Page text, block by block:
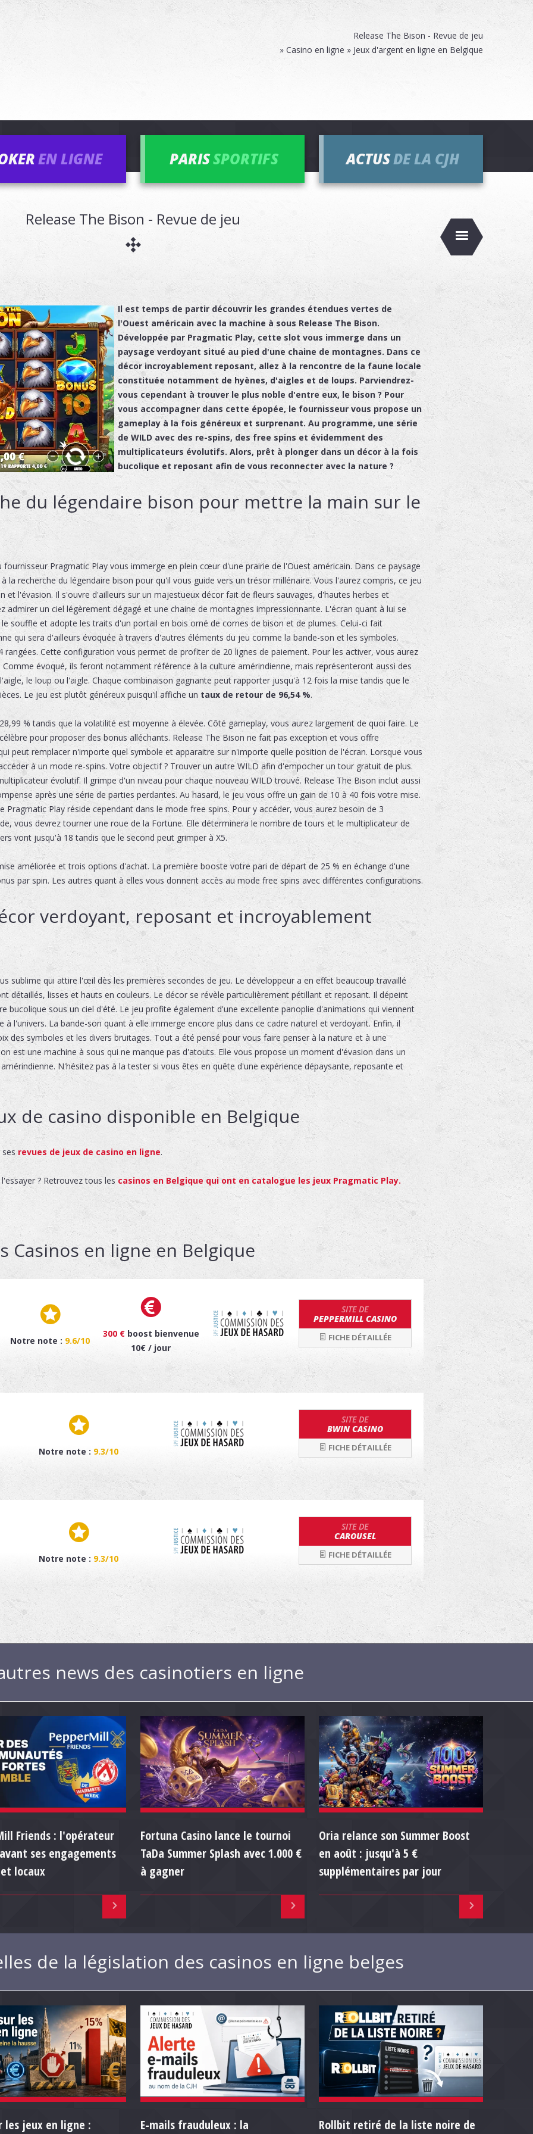
Release The Bison - Revue de jeu
» Casino en ligne » Jeux d'argent en ligne en Belgique
EN LIGNE PARISSPORTIFS ACTUSDE LA CJH
Release The Bison - Revue de jeu
Il est temps de partir découvrir les grandes étendues vertes de
l'Ouest américain avec la machine à sous Release The Bison.
Développée par Pragmatic Play, cette slot vous immerge dans un
paysage verdoyant situé au pied d'une chaine de montagnes. Dans ce
décor incroyablement reposant, allez à la rencontre de la faune locale
constituée notamment de hyènes, d'aigles et de loups. Parviendrez-
vous cependant à trouver le plus noble d'entre eux, le bison ? Pour
vous accompagner dans cette épopée, le fournisseur vous propose un
gameplay à la fois généreux et surprenant. Au programme, une série
de WILD avec des re-spins, des free spins et évidemment des
multiplicateurs évolutifs. Alors, prêt à plonger dans un décor à la fois
bucolique et reposant afin de vous reconnecter avec la nature ?
du légendaire bison pour mettre la main sur le
Pragmatic Play vous immerge en plein cœur d'une prairie de l'Ouest américain. Dans ce paysage
la recherche du légendaire bison pour qu'il vous guide vers un trésor millénaire. Vous l'aurez compris, ce jeu
l'évasion. Il s'ouvre d'ailleurs sur un majestueux décor fait de fleurs sauvages, d'hautes herbes et
admirer un ciel légèrement dégagé et une chaine de montagnes impressionnante. L'écran quant à lui se
souffle et adopte les traits d'un portail en bois orné de cornes de bison et de plumes. Celui-ci fait
qui sera d'ailleurs évoquée à travers d'autres éléments du jeu comme la bande-son et les symboles.
Cette configuration vous permet de profiter de 20 lignes de paiement. Pour les activer, vous aurez
évoqué, ils feront notamment référence à la culture amérindienne, mais représenteront aussi des
le loup ou l'aigle. Chaque combinaison gagnante peut rapporter jusqu'à 12 fois la mise tandis que le
Le jeu est plutôt généreux puisqu'il affiche un taux de retour de 96,54 %.
% tandis que la volatilité est moyenne à élevée. Côté gameplay, vous aurez largement de quoi faire. Le
pour proposer des bonus alléchants. Release The Bison ne fait pas exception et vous offre
peut remplacer n'importe quel symbole et apparaitre sur n'importe quelle position de l'écran. Lorsque vous
à un mode re-spins. Votre objectif ? Trouver un autre WILD afin d'empocher un tour gratuit de plus.
évolutif. Il grimpe d'un niveau pour chaque nouveau WILD trouvé. Release The Bison inclut aussi
après une série de parties perdantes. Au hasard, le jeu vous offre un gain de 10 à 40 fois votre mise.
Play réside cependant dans le mode free spins. Pour y accéder, vous aurez besoin de 3
vous devrez tourner une roue de la Fortune. Elle déterminera le nombre de tours et le multiplicateur de
vont jusqu'à 18 tandis que le second peut grimper à X5.
améliorée et trois options d'achat. La première booste votre pari de départ de 25 % en échange d'une
par spin. Les autres quant à elles vous donnent accès au mode free spins avec différentes configurations.
verdoyant, reposant et incroyablement
sublime qui attire l'œil dès les premières secondes de jeu. Le développeur a en effet beaucoup travaillé
détaillés, lisses et hauts en couleurs. Le décor se révèle particulièrement pétillant et reposant. Il dépeint
bucolique sous un ciel d'été. Le jeu profite également d'une excellente panoplie d'animations qui viennent
l'univers. La bande-son quant à elle immerge encore plus dans ce cadre naturel et verdoyant. Enfin, il
des symboles et les divers bruitages. Tout a été pensé pour vous faire penser à la nature et à une
est une machine à sous qui ne manque pas d'atouts. Elle vous propose un moment d'évasion dans un
N'hésitez pas à la tester si vous êtes en quête d'une expérience dépaysante, reposante et
de casino disponible en Belgique
revues de jeux de casino en ligne.
? Retrouvez tous les casinos en Belgique qui ont en catalogue les jeux Pragmatic Play.
Casinos en ligne en Belgique
Notre note : 9.6/10
300 €boost bienvenue
10€ / jour
SITE DE
PEPPERMILL CASINO
FICHE DÉTAILLÉE
Notre note : 9.3/10
SITE DE
BWIN CASINO
FICHE DÉTAILLÉE
Notre note : 9.3/10
SITE DE
CAROUSEL
FICHE DÉTAILLÉE
news des casinotiers en ligne
Friends : l'opérateur
ses engagements
locaux
Fortuna Casino lance le tournoi
TaDa Summer Splash avec 1.000 €
à gagner
Oria relance son Summer Boost
en août : jusqu'à 5 €
supplémentaires par jour
de la législation des casinos en ligne belges
les jeux en ligne : E-mails frauduleux : la Rollbit retiré de la liste noire de